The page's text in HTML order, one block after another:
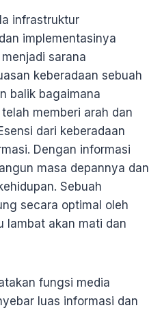
infrastruktur
implementasinya
sarana
keberadaan sebuah
balik bagaimana
memberi arah dan
dari keberadaan
Dengan informasi
masa depannya dan
Sebuah
secara optimal oleh
lambat akan mati dan
fungsi media
luas informasi dan